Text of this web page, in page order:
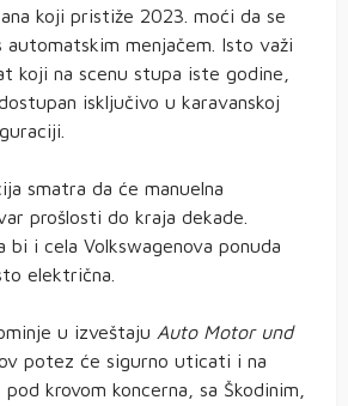
koji pristiže 2023. moći da se
automatskim menjačem. Isto važi
koji na scenu stupa iste godine,
isključivo u karavanskoj
smatra da će manuelna
prošlosti do kraja dekade.
bi i cela Volkswagenova ponuda
električna.
u izveštaju Auto Motor und
ov potez će sigurno uticati i na
krovom koncerna, sa Škodinim,